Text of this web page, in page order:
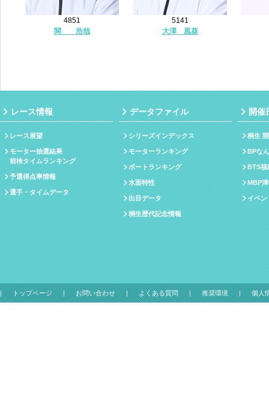
4851
関 浩哉
5141
大澤 風葵
レース情報
レース展望
モーター抽選結果
前検タイムランキング
予選得点率情報
選手・タイムデータ
データファイル
シリーズインデックス
モーターランキング
ボートランキング
水面特性
出目データ
桐生歴代記念情報
開催
桐生
BPな
BTS福
MBP
イベン
トップページ お問い合わせ よくある質問 推奨環境 個人